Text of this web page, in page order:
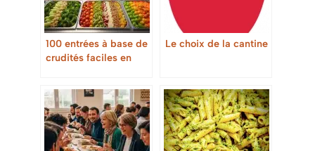
100 entrées à base de
crudités faciles en
Le choix de la cantine